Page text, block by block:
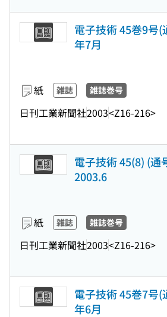
電子技術 45巻9号(
年7月
紙 雑誌 雑誌巻号
日刊工業新聞社2003<Z16-216>
電子技術 45(8) (通
2003.6
紙 雑誌 雑誌巻号
日刊工業新聞社2003<Z16-216>
電子技術 45巻7号(
年6月